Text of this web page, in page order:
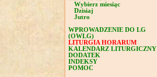
Wybierz miesiąc
Dzisiaj
Jutro
WPROWADZENIE DO LG
(OWLG)
LITURGIA HORARUM
KALENDARZ LITURGICZNY
DODATEK
INDEKSY
POMOC